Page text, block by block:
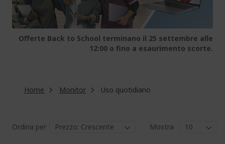
Offerte Back to School terminano il 25 settembre alle
12:00 o fino a esaurimento scorte.
Home Monitor Uso quotidiano
Ordina per Mostra